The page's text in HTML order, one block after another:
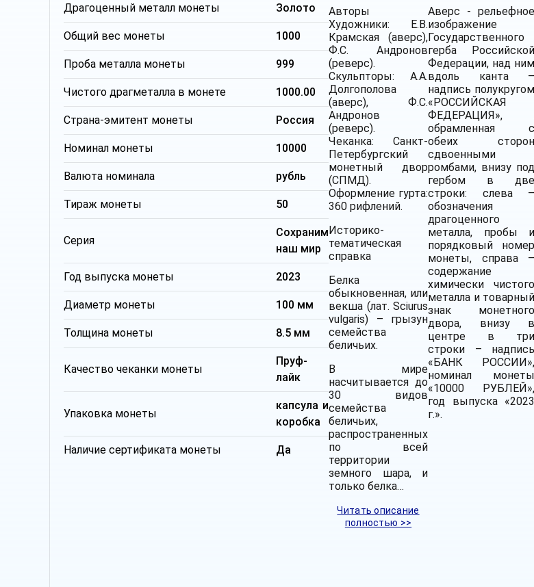
Драгоценный металл монеты Золото
Общий вес монеты 1000
Проба металла монеты 999
Чистого драгметалла в монете 1000.00
Страна-эмитент монеты Россия
Номинал монеты 10000
Валюта номинала рубль
Тираж монеты 50
Серия
Сохраним
наш мир
Год выпуска монеты 2023
Диаметр монеты 100 мм
Толщина монеты 8.5 мм
Качество чеканки монеты
Пруф-
лайк
Упаковка монеты
капсула и
коробка
Наличие сертификата монеты Да
Авторы
Художники: Е.В.
Крамская (аверс),
Ф.С. Андронов
(реверс).
Скульпторы: А.А.
Долгополова
(аверс), Ф.С.
Андронов
(реверс).
Чеканка: Санкт-
Петербургский
монетный двор
(СПМД).
Оформление гурта:
360 рифлений.
Историко-
тематическая
справка
Белка
обыкновенная, или
векша (лат. Sciurus
vulgaris) – грызун
семейства
беличьих.
В мире
насчитывается до
30 видов
семейства
беличьих,
распространенных
по всей
территории
земного шара, и
только белка…
Читать описание
полностью >>
Аверс - рельефное
изображение
Государственного
герба Российской
Федерации, над ним
вдоль канта –
надпись полукругом
«РОССИЙСКАЯ
ФЕДЕРАЦИЯ»,
обрамленная с
обеих сторон
сдвоенными
ромбами, внизу под
гербом в две
строки: слева –
обозначения
драгоценного
металла, пробы и
порядковый номер
монеты, справа –
содержание
химически чистого
металла и товарный
знак монетного
двора, внизу в
центре в три
строки – надпись
«БАНК РОССИИ»,
номинал монеты
«10000 РУБЛЕЙ»,
год выпуска «2023
г.».